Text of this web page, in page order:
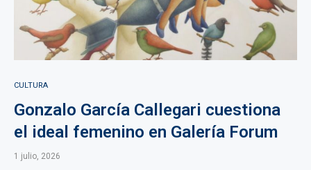
CULTURA
Gonzalo García Callegari cuestiona
el ideal femenino en Galería Forum
1 julio, 2026